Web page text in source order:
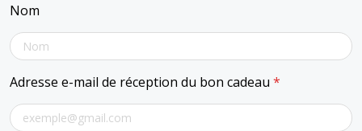
Nom
Adresse e-mail de réception du bon cadeau *